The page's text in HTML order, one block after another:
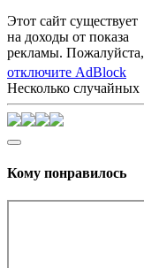
Этот сайт существует
на доходы от показа
рекламы. Пожалуйста,
отключите AdBlock
Несколько случайных
Кому понравилось